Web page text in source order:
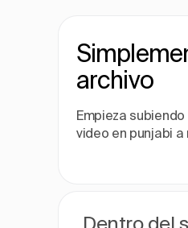
archivo
Empieza
video en punjabi
Dentro del